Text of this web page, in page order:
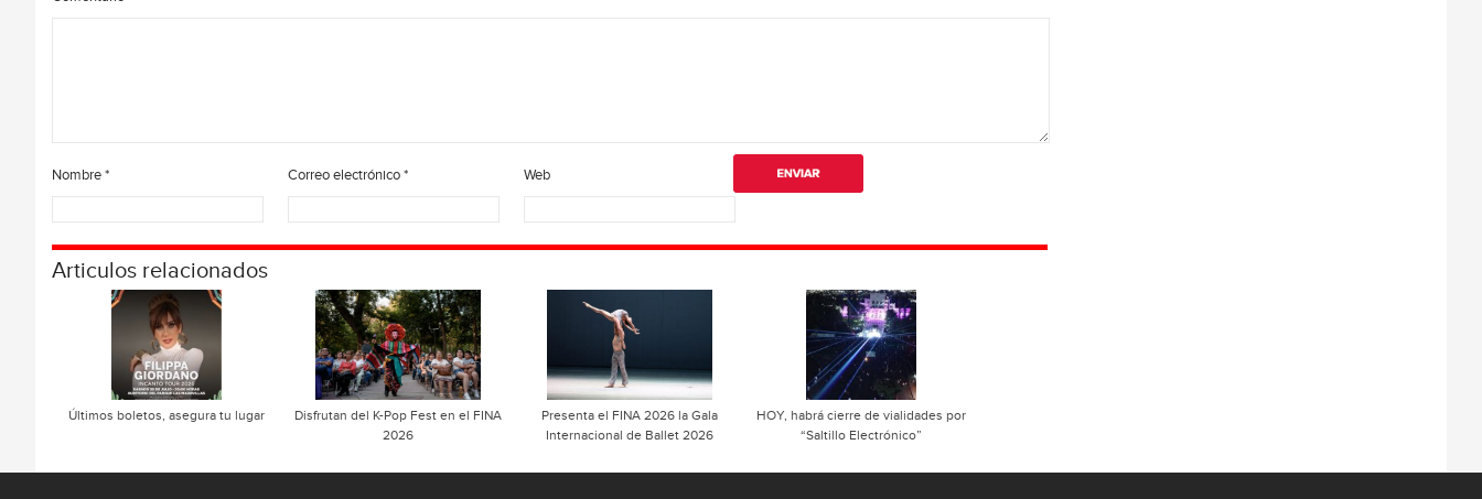
Nombre* Correo electrónico* Web
Articulos relacionados
Últimos boletos, asegura tu lugar
Disfrutan del K-Pop Fest en el FINA
2026
Presenta el FINA 2026 la Gala
Internacional de Ballet 2026
HOY, habrá cierre de vialidades por
“Saltillo Electrónico”